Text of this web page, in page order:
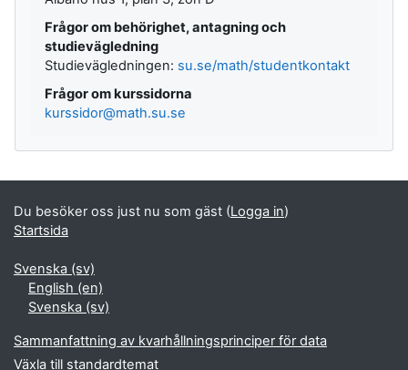
Frågor om behörighet, antagning och
studievägledning
Studievägledningen: su.se/math/studentkontakt
Frågor om kurssidorna
kurssidor@math.su.se
Du besöker oss just nu som gäst (Logga in)
Startsida
Svenska ‎(sv)‎
English ‎(en)‎
Svenska ‎(sv)‎
Sammanfattning av kvarhållningsprinciper för data
Växla till standardtemat